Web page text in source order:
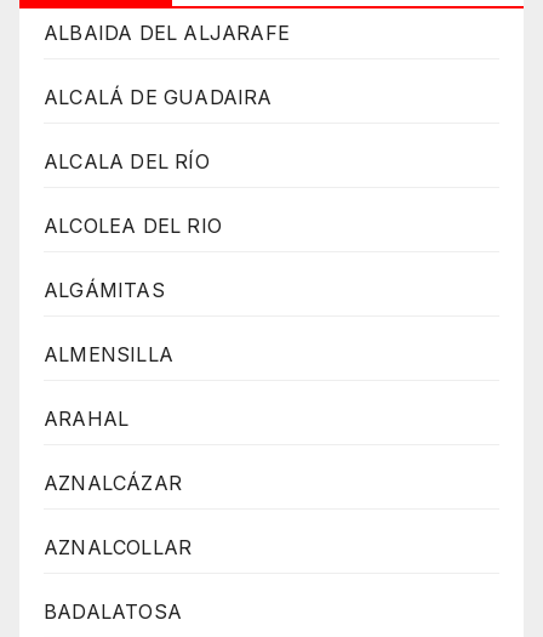
ALBAIDA DEL ALJARAFE
ALCALÁ DE GUADAIRA
ALCALA DEL RÍO
ALCOLEA DEL RIO
ALGÁMITAS
ALMENSILLA
ARAHAL
AZNALCÁZAR
AZNALCOLLAR
BADALATOSA